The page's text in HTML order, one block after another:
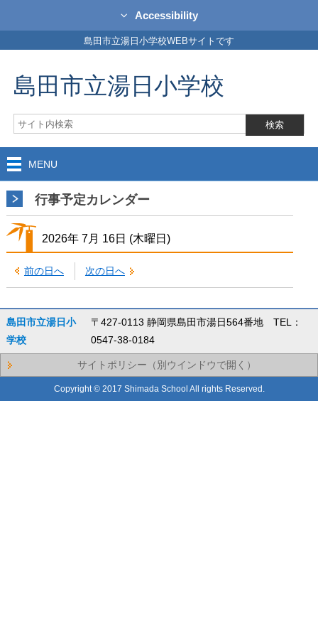
Accessibility
島田市立湯日小学校WEBサイトです
島田市立湯日小学校
MENU
行事予定カレンダー
2026年 7月 16日 (木曜日)
前の日へ 次の日へ
島田市立湯日小
学校
〒427-0113 静岡県島田市湯日564番地 TEL：
0547-38-0184
サイトポリシー（別ウインドウで開く）
Copyright © 2017 Shimada School All rights Reserved.